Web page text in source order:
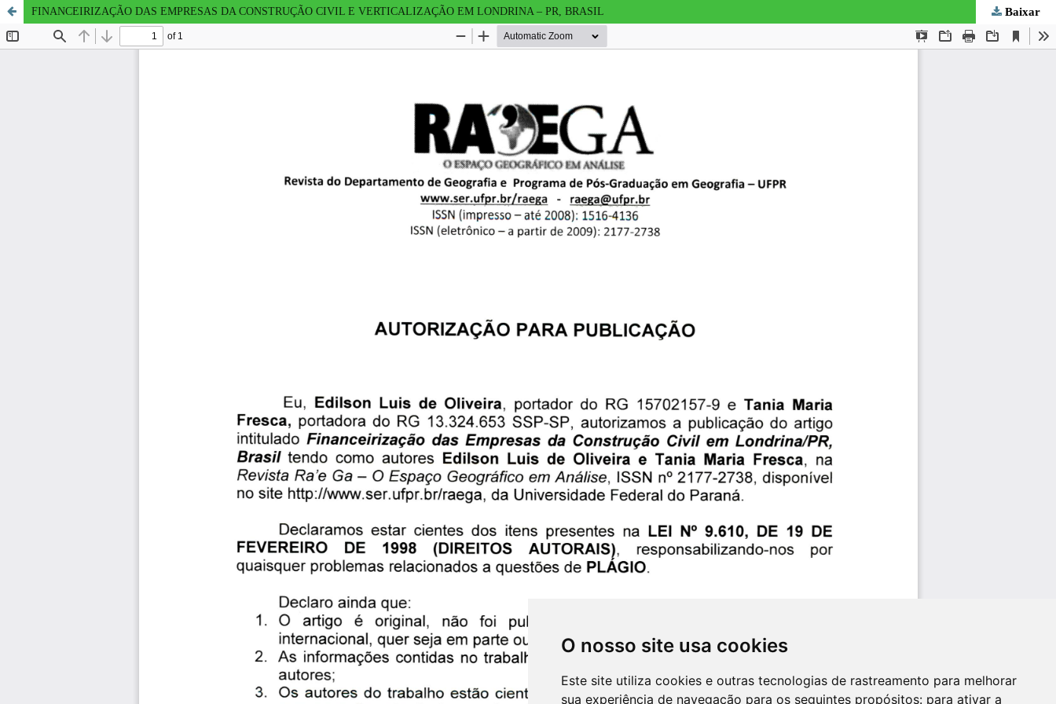
O nosso site usa cookies
Este site utiliza cookies e outras tecnologias de rastreamento para melhorar
sua experiência de navegação para os seguintes propósitos: para ativar a
FINANCEIRIZAÇÃO DAS EMPRESAS DA CONSTRUÇÃO CIVIL E VERTICALIZAÇÃO EM LONDRINA – PR, BRASIL Baixar